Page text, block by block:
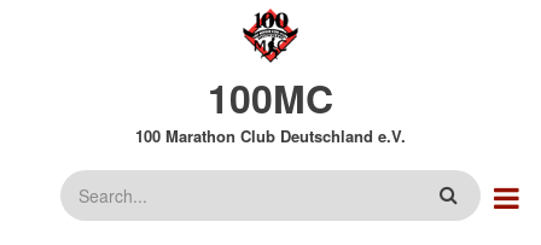
100MC
100 Marathon Club Deutschland e.V.
Suche